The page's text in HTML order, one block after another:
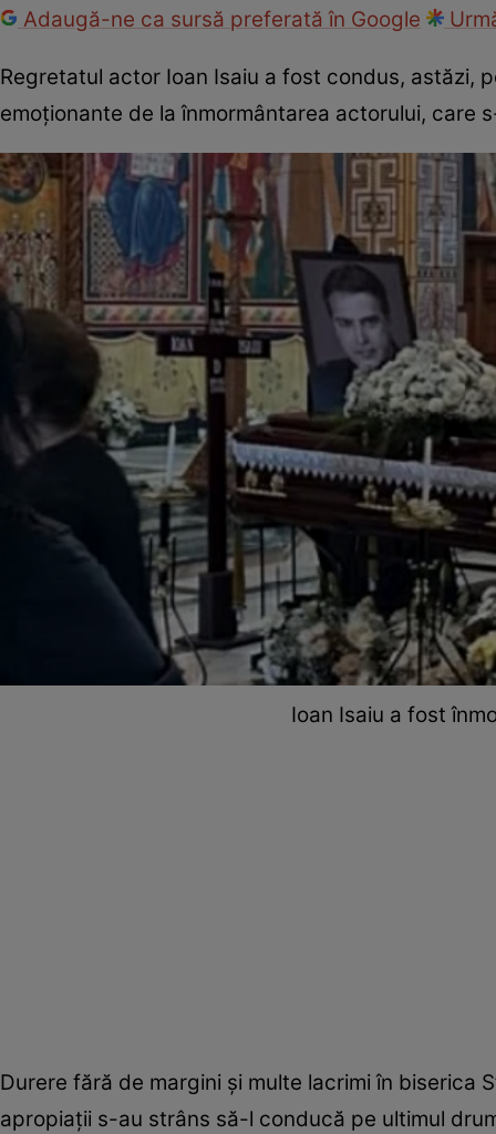
Adaugă-ne ca sursă preferată în Google
Regretatul actor Ioan Isaiu a fost condus, astăzi,
emoționante de la înmormântarea actorului, care
Ioan Isaiu a fost
Durere fără de margini și multe lacrimi în biserica
apropiații s-au strâns să-l conducă pe ultimul